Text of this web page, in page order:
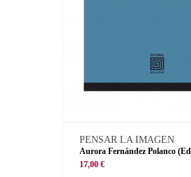
PENSAR LA IMAGEN
Aurora Fernández Polanco
17,00 €